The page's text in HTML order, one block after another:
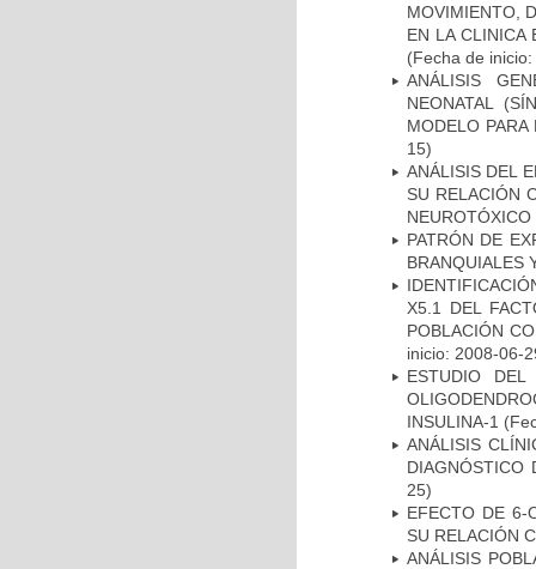
MOVIMIENTO,
EN LA CLINICA
(Fecha de
ANÁLISIS
NEONATAL
MODELO
15)
ANÁLISIS DEL
SU RELACIÓN
NEUROTÓXICO
PATRÓN DE
BRANQUIALES
X5.1 DEL
POBLACIÓN
inicio: 2008-06-
ESTUDIO
INSULINA-1
ANÁLISIS
DIAGNÓSTICO
25)
EFECTO DE 6-
SU RELACIÓN
ANÁLISIS